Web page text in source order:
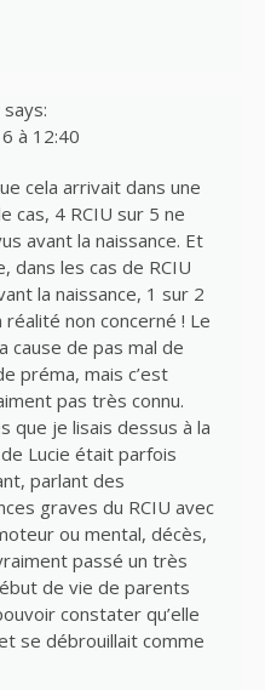
says:
à 12:40
cela arrivait dans une
cas, 4 RCIU sur 5 ne
avant la naissance. Et
dans les cas de RCIU
la naissance, 1 sur 2
réalité non concerné ! Le
cause de pas mal de
préma, mais c’est
pas très connu.
que je lisais dessus à la
Lucie était parfois
parlant des
graves du RCIU avec
ou mental, décès,
passé un très
de vie de parents
constater qu’elle
se débrouillait comme